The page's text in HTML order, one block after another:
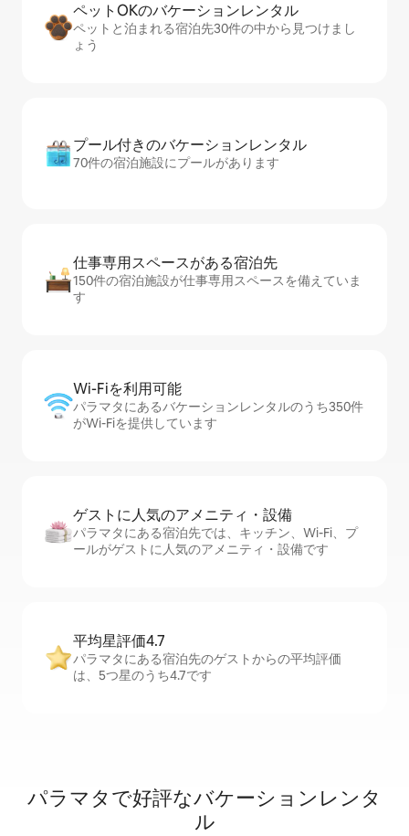
ペットOKのバ⁠ケ⁠ー⁠シ⁠ョ⁠ンレ⁠ン⁠タ⁠ル
ペットと泊まれる宿泊先30件の中から見つけまし
ょう
プール付きのバ⁠ケ⁠ー⁠シ⁠ョ⁠ンレ⁠ン⁠タ⁠ル
70件の宿泊施設にプールがあります
仕事専用ス⁠ペ⁠ー⁠スがあ⁠る宿⁠泊⁠先
150件の宿泊施設が仕事専用スペースを備えていま
す
Wi-Fiを利⁠用⁠可⁠能
パラマタにあるバケーションレンタルのうち350件
がWi-Fiを提供しています
ゲストに人⁠気⁠のア⁠メ⁠ニ⁠テ⁠ィ・設⁠備
パラマタにある宿泊先では、キッチン、Wi-Fi、プ
ールがゲストに人気のアメニティ・設備です
平均星評価4.7
パラマタにある宿泊先のゲストからの平均評価
は、5つ星のうち4.7です
パラマタで好評なバケーションレンタ
ル